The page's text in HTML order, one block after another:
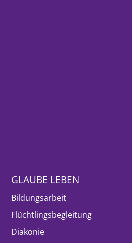
GLAUBE LEBEN
Bildungsarbeit
Flüchtlingsbegleitung
Diakonie